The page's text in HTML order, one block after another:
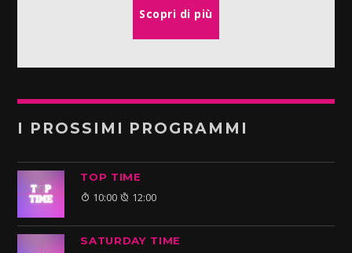
Scopri di più
I PROSSIMI PROGRAMMI
TOP TIME
10:00 12:00
SATURDAY TIME